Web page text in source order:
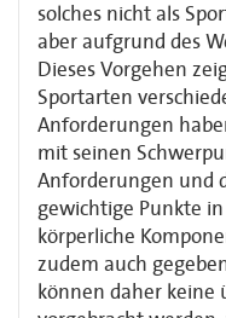
solches nicht als
aber aufgrund des
Dieses Vorgehen
Sportarten
Anforderungen
mit seinen
Anforderungen und
gewichtige Punkte
körperliche
zudem auch
können daher keine